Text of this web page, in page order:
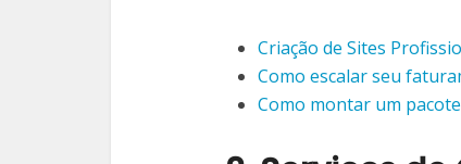
Criação de Sites
Como escalar seu
Como montar um